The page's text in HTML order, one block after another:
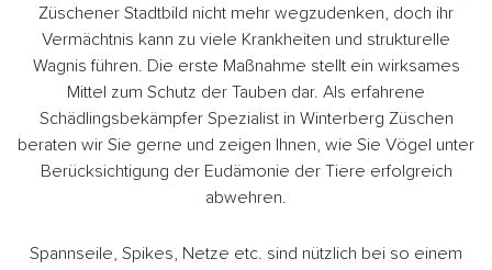
Züschener Stadtbild nicht mehr wegzudenken, doch ihr
Vermächtnis kann zu viele Krankheiten und strukturelle
Wagnis führen. Die erste Maßnahme stellt ein wirksames
Mittel zum Schutz der Tauben dar. Als erfahrene
Schädlingsbekämpfer Spezialist in Winterberg Züschen
beraten wir Sie gerne und zeigen Ihnen, wie Sie Vögel unter
Berücksichtigung der Eudämonie der Tiere erfolgreich
abwehren.
Spannseile, Spikes, Netze etc. sind nützlich bei so einem